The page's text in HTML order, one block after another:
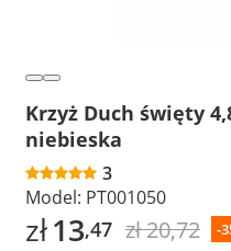
Krzyż Duch święty
niebieska
3
Model: PT001050
zł13,47 zł 20,72 -